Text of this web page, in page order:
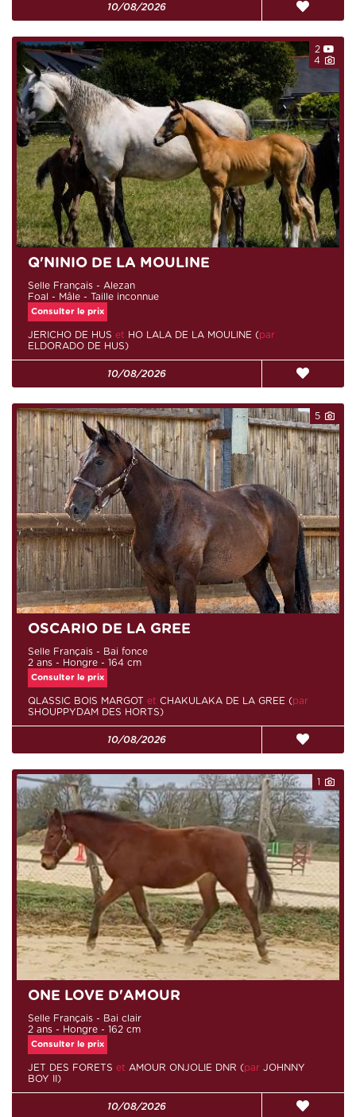
10/08/2026
2
4
Q'NINIO DE LA MOULINE
Selle Français - Alezan
Foal - Mâle - Taille inconnue
Consulter le prix
JERICHO DE HUS et HO LALA DE LA MOULINE (par
ELDORADO DE HUS)
10/08/2026
5
OSCARIO DE LA GREE
Selle Français - Bai fonce
2 ans - Hongre - 164 cm
Consulter le prix
QLASSIC BOIS MARGOT et CHAKULAKA DE LA GREE (par
SHOUPPYDAM DES HORTS)
10/08/2026
1
ONE LOVE D'AMOUR
Selle Français - Bai clair
2 ans - Hongre - 162 cm
Consulter le prix
JET DES FORETS et AMOUR ONJOLIE DNR (par JOHNNY
BOY II)
10/08/2026